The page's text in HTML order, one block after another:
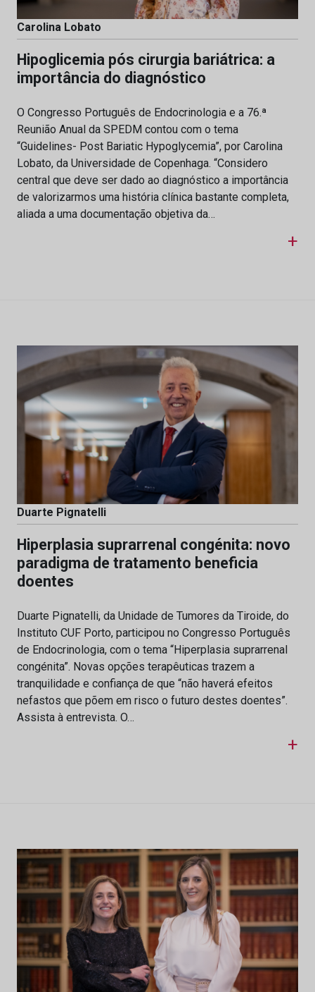
Carolina Lobato
Hipoglicemia pós cirurgia bariátrica: a
importância do diagnóstico
O Congresso Português de Endocrinologia e a 76.ª
Reunião Anual da SPEDM contou com o tema
“Guidelines- Post Bariatic Hypoglycemia”, por Carolina
Lobato, da Universidade de Copenhaga. “Considero
central que deve ser dado ao diagnóstico a importância
de valorizarmos uma história clínica bastante completa,
aliada a uma documentação objetiva da…
+
Duarte Pignatelli
Hiperplasia suprarrenal congénita: novo
paradigma de tratamento beneficia
doentes
Duarte Pignatelli, da Unidade de Tumores da Tiroide, do
Instituto CUF Porto, participou no Congresso Português
de Endocrinologia, com o tema “Hiperplasia suprarrenal
congénita”. Novas opções terapêuticas trazem a
tranquilidade e confiança de que “não haverá efeitos
nefastos que põem em risco o futuro destes doentes”.
Assista à entrevista. O…
+